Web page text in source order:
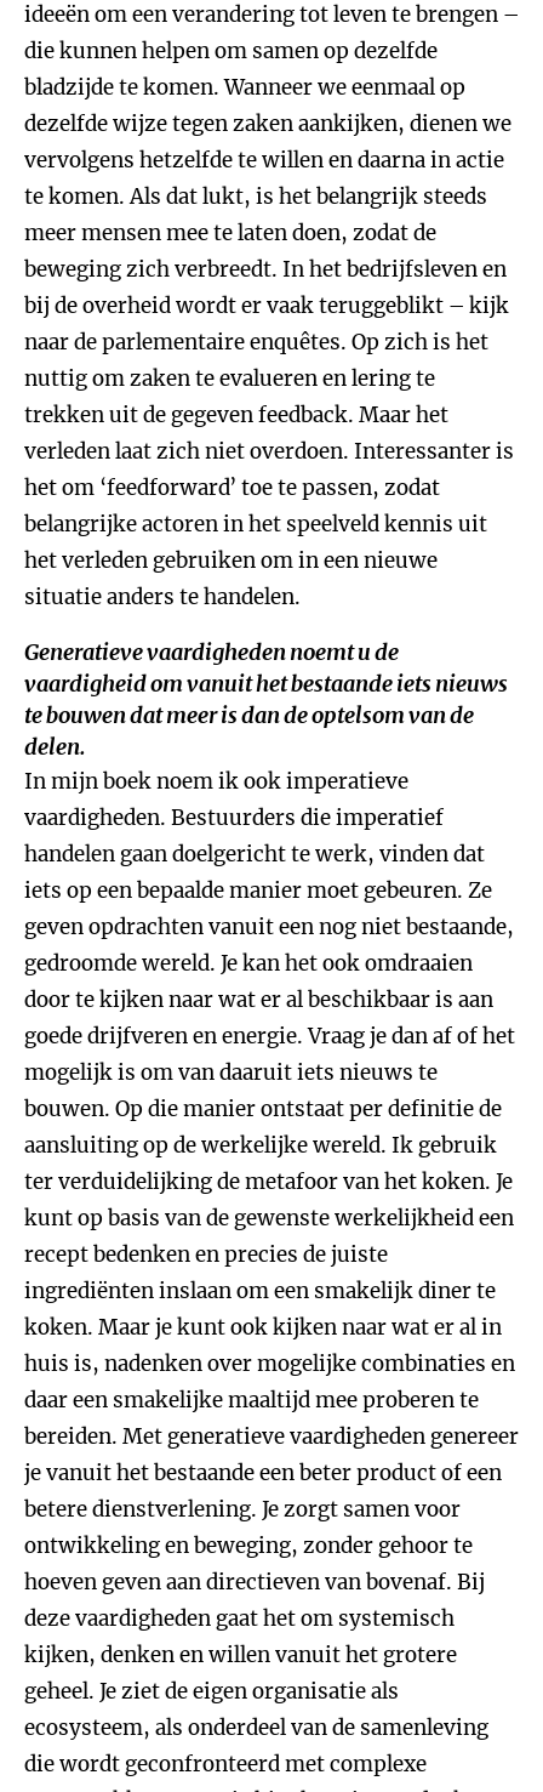
ideeën om een verandering tot leven te brengen –
die kunnen helpen om samen op dezelfde
bladzijde te komen. Wanneer we eenmaal op
dezelfde wijze tegen zaken aankijken, dienen we
vervolgens hetzelfde te willen en daarna in actie
te komen. Als dat lukt, is het belangrijk steeds
meer mensen mee te laten doen, zodat de
beweging zich verbreedt. In het bedrijfsleven en
bij de overheid wordt er vaak teruggeblikt – kijk
naar de parlementaire enquêtes. Op zich is het
nuttig om zaken te evalueren en lering te
trekken uit de gegeven feedback. Maar het
verleden laat zich niet overdoen. Interessanter is
het om ‘feedforward’ toe te passen, zodat
belangrijke actoren in het speelveld kennis uit
het verleden gebruiken om in een nieuwe
situatie anders te handelen.
Generatieve vaardigheden noemt u de
vaardigheid om vanuit het bestaande iets nieuws
te bouwen dat meer is dan de optelsom van de
delen.
In mijn boek noem ik ook imperatieve
vaardigheden. Bestuurders die imperatief
handelen gaan doelgericht te werk, vinden dat
iets op een bepaalde manier moet gebeuren. Ze
geven opdrachten vanuit een nog niet bestaande,
gedroomde wereld. Je kan het ook omdraaien
door te kijken naar wat er al beschikbaar is aan
goede drijfveren en energie. Vraag je dan af of het
mogelijk is om van daaruit iets nieuws te
bouwen. Op die manier ontstaat per definitie de
aansluiting op de werkelijke wereld. Ik gebruik
ter verduidelijking de metafoor van het koken. Je
kunt op basis van de gewenste werkelijkheid een
recept bedenken en precies de juiste
ingrediënten inslaan om een smakelijk diner te
koken. Maar je kunt ook kijken naar wat er al in
huis is, nadenken over mogelijke combinaties en
daar een smakelijke maaltijd mee proberen te
bereiden. Met generatieve vaardigheden genereer
je vanuit het bestaande een beter product of een
betere dienstverlening. Je zorgt samen voor
ontwikkeling en beweging, zonder gehoor te
hoeven geven aan directieven van bovenaf. Bij
deze vaardigheden gaat het om systemisch
kijken, denken en willen vanuit het grotere
geheel. Je ziet de eigen organisatie als
ecosysteem, als onderdeel van de samenleving
die wordt geconfronteerd met complexe